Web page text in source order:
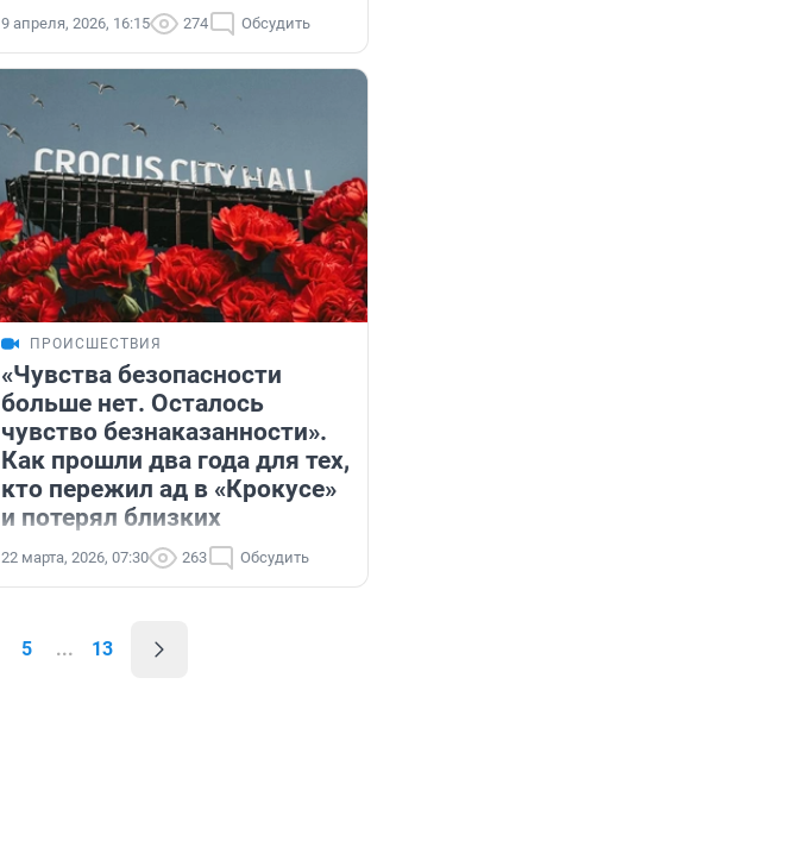
9 апреля, 2026, 16:15 274 Обсудить
ПРОИСШЕСТВИЯ
«Чувства безопасности
больше нет. Осталось
чувство безнаказанности».
Как прошли два года для тех,
кто пережил ад в «Крокусе»
и потерял близких
22 марта, 2026, 07:30 263 Обсудить
5 ... 13